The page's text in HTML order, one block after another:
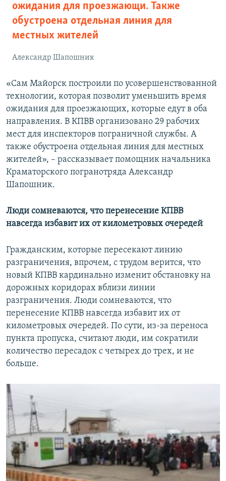
ожидания для проезжающи. Также
обустроена отдельная линия для
местных жителей
Александр Шапошник
«Сам Майорск построили по усовершенствованной
технологии, которая позволит уменьшить время
ожидания для проезжающих, которые едут в оба
направления. В КПВВ организовано 29 рабочих
мест для инспекторов пограничной службы. А
также обустроена отдельная линия для местных
жителей», – рассказывает помощник начальника
Краматорского погранотряда Александр
Шапошник.
Люди сомневаются, что перенесение КПВВ
навсегда избавит их от километровых очередей
Гражданским, которые пересекают линию
разграничения, впрочем, с трудом верится, что
новый КПВВ кардинально изменит обстановку на
дорожных коридорах вблизи линии
разграничения. Люди сомневаются, что
перенесение КПВВ навсегда избавит их от
километровых очередей. По сути, из-за переноса
пункта пропуска, считают люди, им сократили
количество пересадок с четырех до трех, и не
больше.